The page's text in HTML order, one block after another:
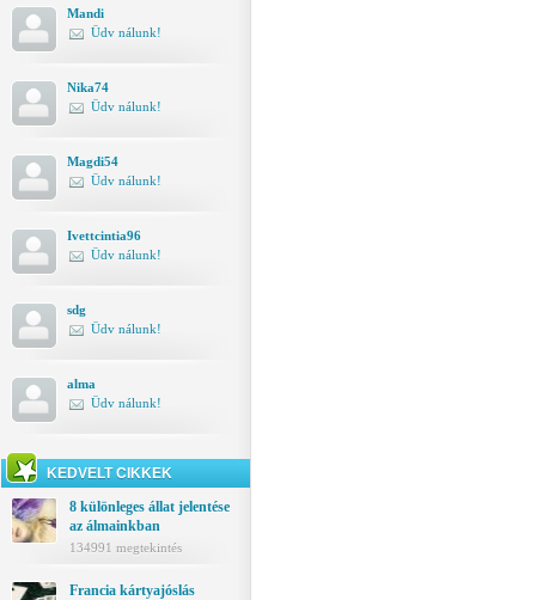
Mandi
Üdv nálunk!
Nika74
Üdv nálunk!
Magdi54
Üdv nálunk!
Ivettcintia96
Üdv nálunk!
sdg
Üdv nálunk!
alma
Üdv nálunk!
KEDVELT CIKKEK
8 különleges állat jelentése
az álmainkban
134991 megtekintés
Francia kártyajóslás